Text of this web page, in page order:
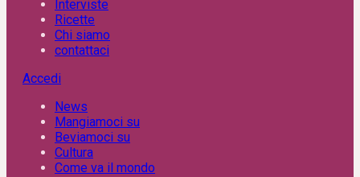
Interviste
Ricette
Chi siamo
contattaci
Accedi
News
Mangiamoci su
Beviamoci su
Cultura
Come va il mondo